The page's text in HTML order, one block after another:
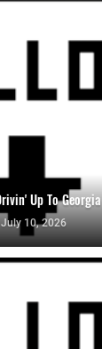
Up To Georgia
July 10, 2026